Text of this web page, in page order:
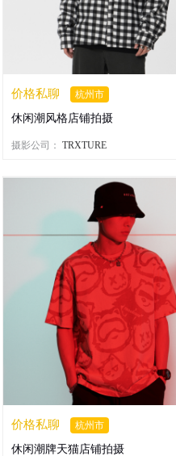
价格私聊 杭州市
休闲潮风格店铺拍摄
摄影公司： TRXTURE
价格私聊 杭州市
休闲潮牌天猫店铺拍摄